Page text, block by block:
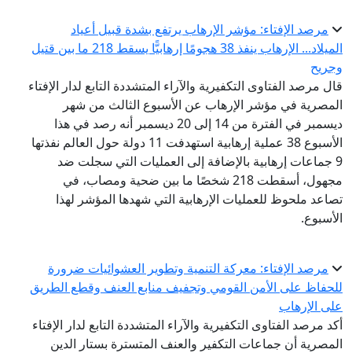
مرصد الإفتاء: مؤشر الإرهاب يرتفع بشدة قبيل أعياد
الميلاد... الإرهاب ينفذ 38 هجومًا إرهابيًّا يسقط 218 ما بين قتيل
وجريح
قال مرصد الفتاوى التكفيرية والآراء المتشددة التابع لدار الإفتاء
المصرية في مؤشر الإرهاب عن الأسبوع الثالث من شهر
ديسمبر في الفترة من 14 إلى 20 ديسمبر أنه رصد في هذا
الأسبوع 38 عملية إرهابية استهدفت 11 دولة حول العالم نفذتها
9 جماعات إرهابية بالإضافة إلى العمليات التي سجلت ضد
مجهول، أسقطت 218 شخصًا ما بين ضحية ومصاب، في
تصاعد ملحوظ للعمليات الإرهابية التي شهدها المؤشر لهذا
الأسبوع.
مرصد الإفتاء: معركة التنمية وتطوير العشوائيات ضرورة
للحفاظ على الأمن القومي وتجفيف منابع العنف وقطع الطريق
على الإرهاب
أكد مرصد الفتاوى التكفيرية والآراء المتشددة التابع لدار الإفتاء
المصرية أن جماعات التكفير والعنف المتسترة بستار الدين